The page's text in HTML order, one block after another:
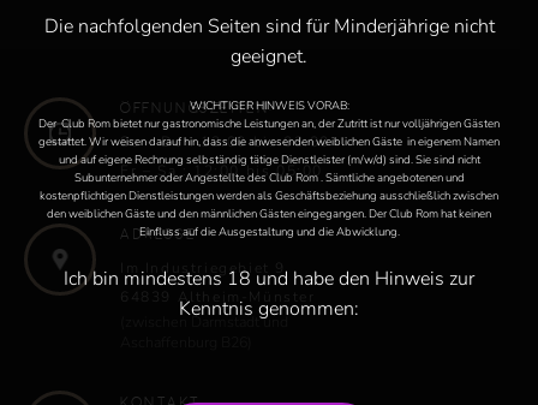
Öffnungszeiten:
So – Do : 12:00 bis 03:00
Fr – Sa : 12:00 bis 05:00
Adresse
Im Industriegebiet 9
64839 Altheim-Münster
(zwischen Darmstadt und
Die nachfolgenden Seiten sind für Minderjährige nicht
geeignet.
WICHTIGER HINWEIS VORAB:
Der Club Rom bietet nur gastronomische Leistungen an, der Zutritt ist nur volljährigen Gästen
gestattet. Wir weisen darauf hin, dass die anwesenden weiblichen Gäste in eigenem Namen
und auf eigene Rechnung selbständig tätige Dienstleister (m/w/d) sind. Sie sind nicht
Subunternehmer oder Angestellte des Club Rom . Sämtliche angebotenen und
kostenpflichtigen Dienstleistungen werden als Geschäftsbeziehung ausschließlich zwischen
den weiblichen Gäste und den männlichen Gästen eingegangen. Der Club Rom hat keinen
Einfluss auf die Ausgestaltung und die Abwicklung.
Ich bin mindestens 18 und habe den Hinweis zur
Kenntnis genommen: